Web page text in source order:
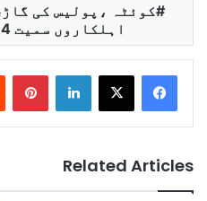
اہلکاروں سمیت 4 افراد جاں بحق
Related Articles